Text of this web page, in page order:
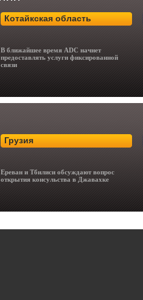
Котайкская область
В ближайшее время ADC начнет
предоставлять услуги фиксированной
связи
Грузия
Ереван и Тбилиси обсуждают вопрос
открытия консульства в Джавахке